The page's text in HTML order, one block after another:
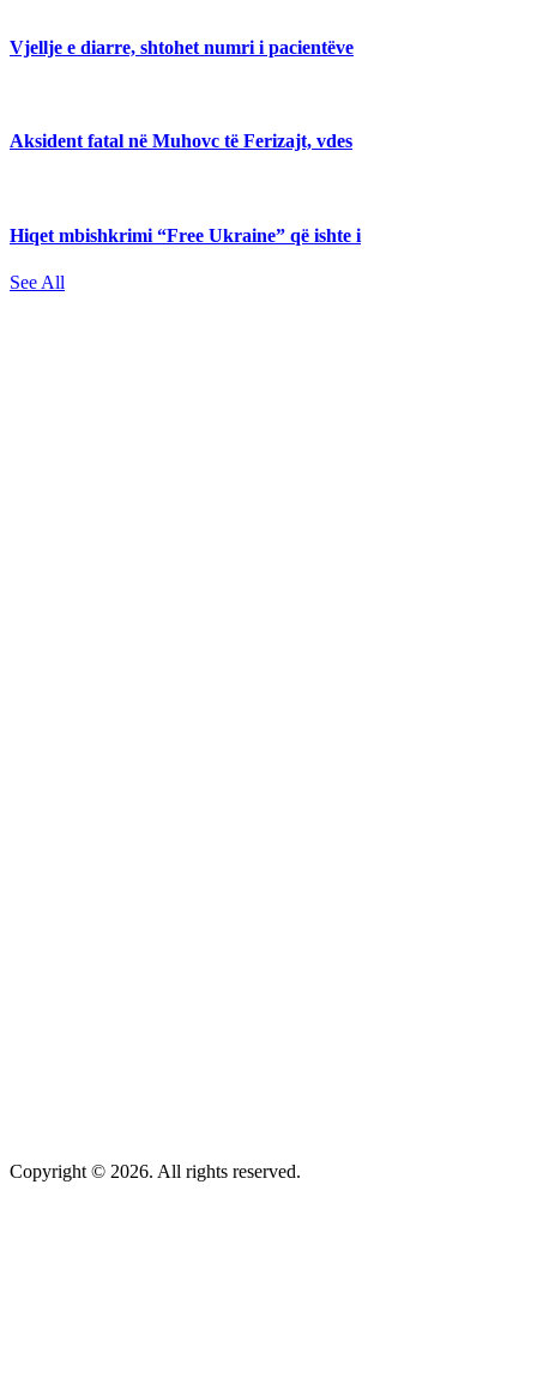
Vjellje e diarre, shtohet numri i pacientëve
Aksident fatal në Muhovc të Ferizajt, vdes
Hiqet mbishkrimi “Free Ukraine” që ishte i
See All
Copyright © 2026. All rights reserved.